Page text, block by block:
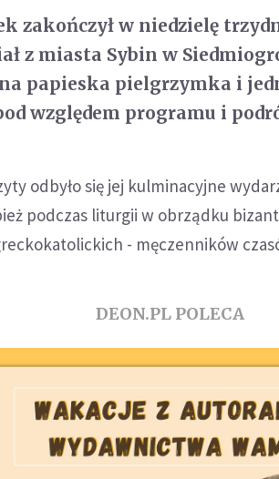
zakończył w niedzielę
z miasta Sybin w
papieska pielgrzymka i
względem programu i
odbyło się jej kulminacyjne
podczas liturgii w obrządku
- męczenników
DEON.PL POLECA